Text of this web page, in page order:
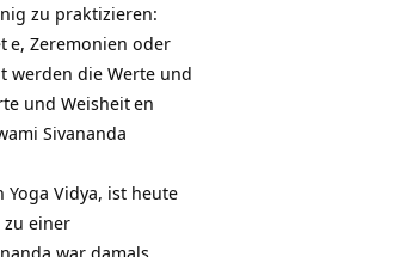
zu praktizieren:
e, Zeremonien oder
werden die Werte und
und Weisheiten
Sivananda
Vidya, ist heute
zu einer